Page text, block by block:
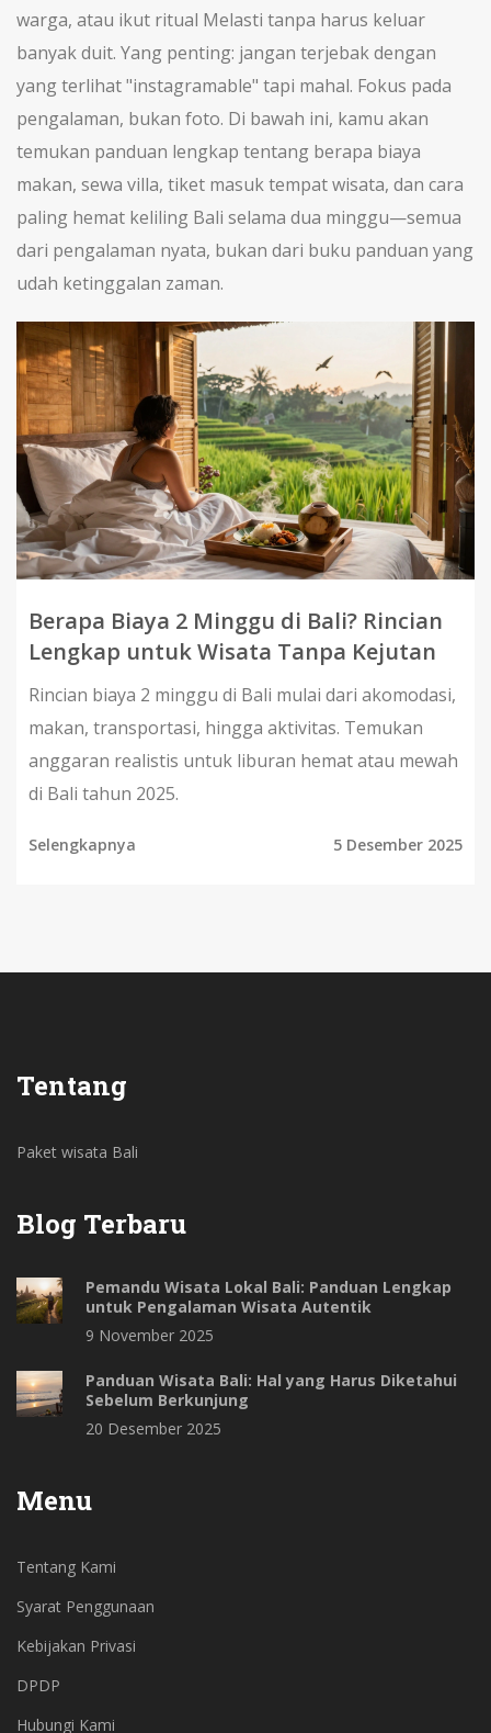
warga, atau ikut ritual Melasti tanpa harus keluar
banyak duit. Yang penting: jangan terjebak dengan
yang terlihat "instagramable" tapi mahal. Fokus pada
pengalaman, bukan foto. Di bawah ini, kamu akan
temukan panduan lengkap tentang berapa biaya
makan, sewa villa, tiket masuk tempat wisata, dan cara
paling hemat keliling Bali selama dua minggu—semua
dari pengalaman nyata, bukan dari buku panduan yang
udah ketinggalan zaman.
Berapa Biaya 2 Minggu di Bali? Rincian
Lengkap untuk Wisata Tanpa Kejutan
Rincian biaya 2 minggu di Bali mulai dari akomodasi,
makan, transportasi, hingga aktivitas. Temukan
anggaran realistis untuk liburan hemat atau mewah
di Bali tahun 2025.
Selengkapnya 5 Desember 2025
Tentang
Paket wisata Bali
Blog Terbaru
Pemandu Wisata Lokal Bali: Panduan Lengkap
untuk Pengalaman Wisata Autentik
9 November 2025
Panduan Wisata Bali: Hal yang Harus Diketahui
Sebelum Berkunjung
20 Desember 2025
Menu
Tentang Kami
Syarat Penggunaan
Kebijakan Privasi
DPDP
Hubungi Kami